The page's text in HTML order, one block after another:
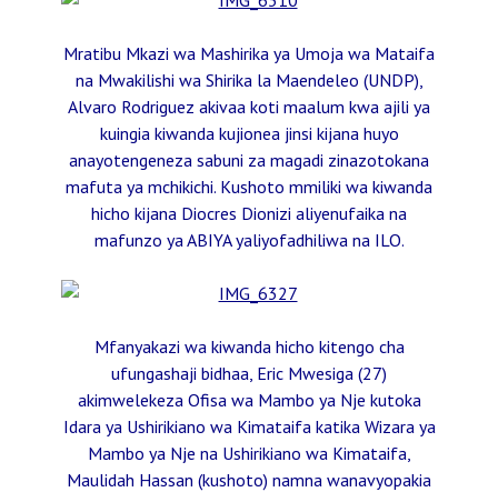
Mratibu Mkazi wa Mashirika ya Umoja wa Mataifa
na Mwakilishi wa Shirika la Maendeleo (UNDP),
Alvaro Rodriguez akivaa koti maalum kwa ajili ya
kuingia kiwanda kujionea jinsi kijana huyo
anayotengeneza sabuni za magadi zinazotokana
mafuta ya mchikichi. Kushoto mmiliki wa kiwanda
hicho kijana Diocres Dionizi aliyenufaika na
mafunzo ya ABIYA yaliyofadhiliwa na ILO.
Mfanyakazi wa kiwanda hicho kitengo cha
ufungashaji bidhaa, Eric Mwesiga (27)
akimwelekeza Ofisa wa Mambo ya Nje kutoka
Idara ya Ushirikiano wa Kimataifa katika Wizara ya
Mambo ya Nje na Ushirikiano wa Kimataifa,
Maulidah Hassan (kushoto) namna wanavyopakia